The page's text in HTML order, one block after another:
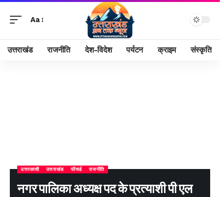
Aa
उत्तराखंड राजनीति देश-विदेश पर्यटन क्राइम संस्कृति
उत्तरकाशी उत्तराखंड फीचर्ड राजनीति
नगर पालिका अध्यक्ष पद के प्रत्याशी पी एल